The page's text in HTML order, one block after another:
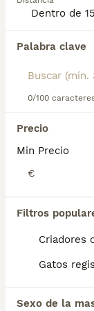
Palabra clave
0/100
Precio
Min Precio
€
Filtros
Criadores
Gatos
Sexo de la
Lee nuestra
Si deseas
Maine
El coste